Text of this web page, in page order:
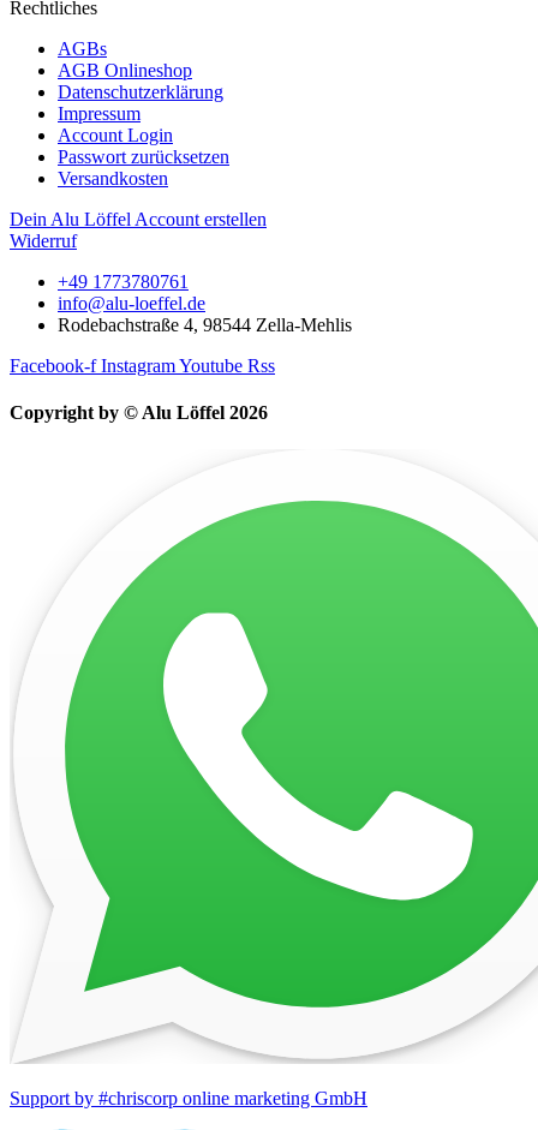
Rechtliches
AGBs
AGB Onlineshop
Datenschutzerklärung
Impressum
Account Login
Passwort zurücksetzen
Versandkosten
Dein Alu Löffel Account erstellen
Widerruf
+49 1773780761
info@alu-loeffel.de
Rodebachstraße 4, 98544 Zella-Mehlis
Facebook-f InstagramYoutube Rss
Copyright by © Alu Löffel 2026
Support by #chriscorp online marketing GmbH